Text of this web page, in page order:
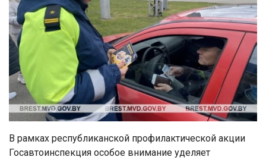
В рамках республиканской профилактической акции
Госавтоинспекция особое внимание уделяет